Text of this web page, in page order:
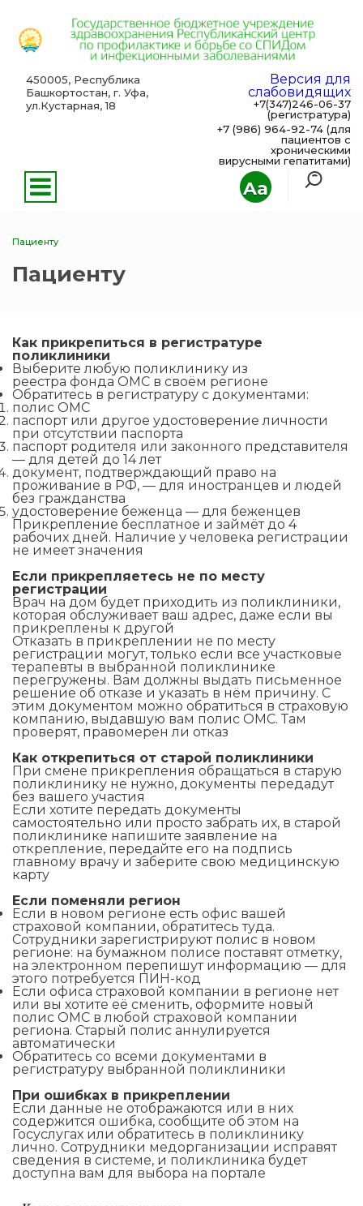
Aa
450005, Республика
Башкортостан, г. Уфа,
ул.Кустарная, 18
Версия для
слабовидящих
+7(347)246-06-37
(регистратура)
+7 (986) 964-92-74 (для
пациентов с
хроническими
вирусными гепатитами)
Пациенту
Пациенту
Как прикрепиться в регистратуре
поликлиники
Выберите любую поликлинику из
реестра фонда ОМС в своём регионе
Обратитесь в регистратуру с документами:
полис ОМС
паспорт или другое удостоверение личности
при отсутствии паспорта
паспорт родителя или законного представителя
— для детей до 14 лет
документ, подтверждающий право на
проживание в РФ, — для иностранцев и людей
без гражданства
удостоверение беженца — для беженцев
Прикрепление бесплатное и займёт до 4
рабочих дней. Наличие у человека регистрации
не имеет значения
Если прикрепляетесь не по месту
регистрации
Врач на дом будет приходить из поликлиники,
которая обслуживает ваш адрес, даже если вы
прикреплены к другой
Отказать в прикреплении не по месту
регистрации могут, только если все участковые
терапевты в выбранной поликлинике
перегружены. Вам должны выдать письменное
решение об отказе и указать в нём причину. С
этим документом можно обратиться в страховую
компанию, выдавшую вам полис ОМС. Там
проверят, правомерен ли отказ
Как открепиться от старой поликлиники
При смене прикрепления обращаться в старую
поликлинику не нужно, документы передадут
без вашего участия
Если хотите передать документы
самостоятельно или просто забрать их, в старой
поликлинике напишите заявление на
открепление, передайте его на подпись
главному врачу и заберите свою медицинскую
карту
Если поменяли регион
Если в новом регионе есть офис вашей
страховой компании, обратитесь туда.
Сотрудники зарегистрируют полис в новом
регионе: на бумажном полисе поставят отметку,
на электронном перепишут информацию — для
этого потребуется ПИН-код
Если офиса страховой компании в регионе нет
или вы хотите её сменить, оформите новый
полис ОМС в любой страховой компании
региона. Старый полис аннулируется
автоматически
Обратитесь со всеми документами в
регистратуру выбранной поликлиники
При ошибках в прикреплении
Если данные не отображаются или в них
содержится ошибка, сообщите об этом на
Госуслугах или обратитесь в поликлинику
лично. Сотрудники медорганизации исправят
сведения в системе, и поликлиника будет
доступна вам для выбора на портале